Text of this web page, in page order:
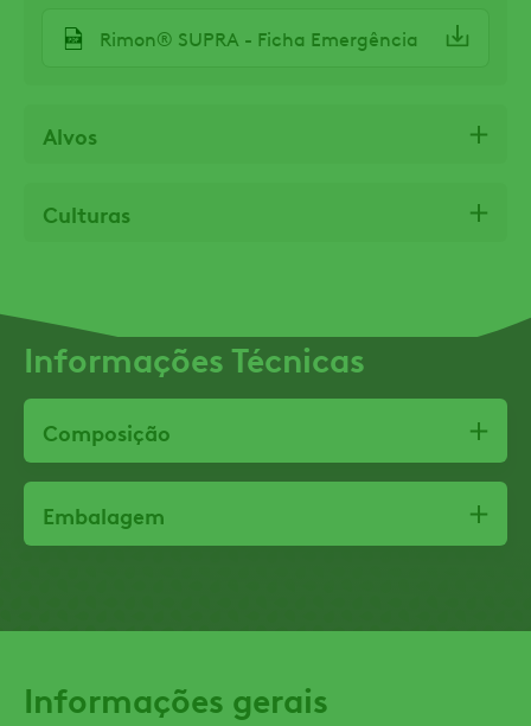
Informações gerais
Rimon® SUPRA - Ficha Emergência
Alvos
Culturas
Informações Técnicas
Composição
Embalagem